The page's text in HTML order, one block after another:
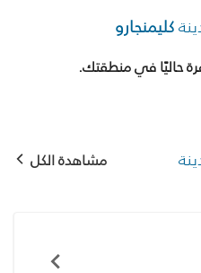
كليمنجارو
حاليًا في منطقتك.
مشاهدة الكل